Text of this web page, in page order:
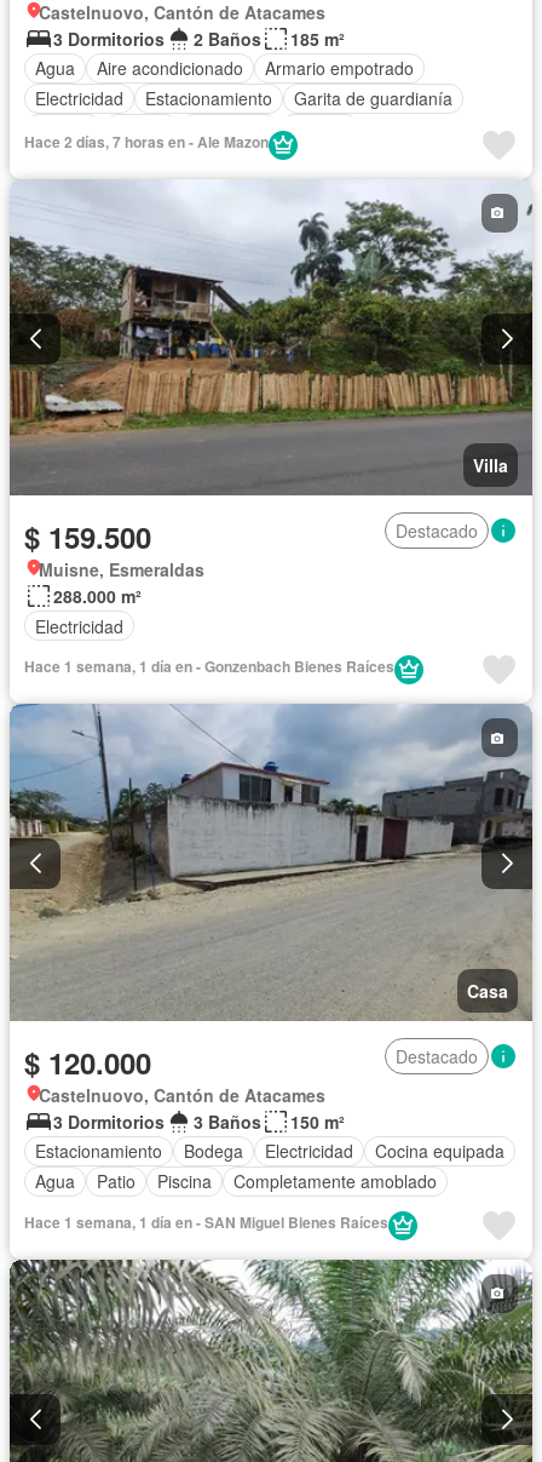
Castelnuovo, Cantón de Atacames
3 Dormitorios
2 Baños
185 m²
Agua
Aire acondicionado
Armario empotrado
Electricidad
Estacionamiento
Garita de guardianía
Terraza
Hace 2 días, 7 horas en - Ale Mazon
Villa
$ 159.500
Destacado
Muisne, Esmeraldas
288.000 m²
Electricidad
Hace 1 semana, 1 día en - Gonzenbach Bienes Raíces
Casa
$ 120.000
Destacado
Castelnuovo, Cantón de Atacames
3 Dormitorios
3 Baños
150 m²
Estacionamiento
Bodega Electricidad
Cocina equipada
Agua
Patio Piscina Completamente amoblado
Hace 1 semana, 1 día en - SAN Miguel Bienes Raíces